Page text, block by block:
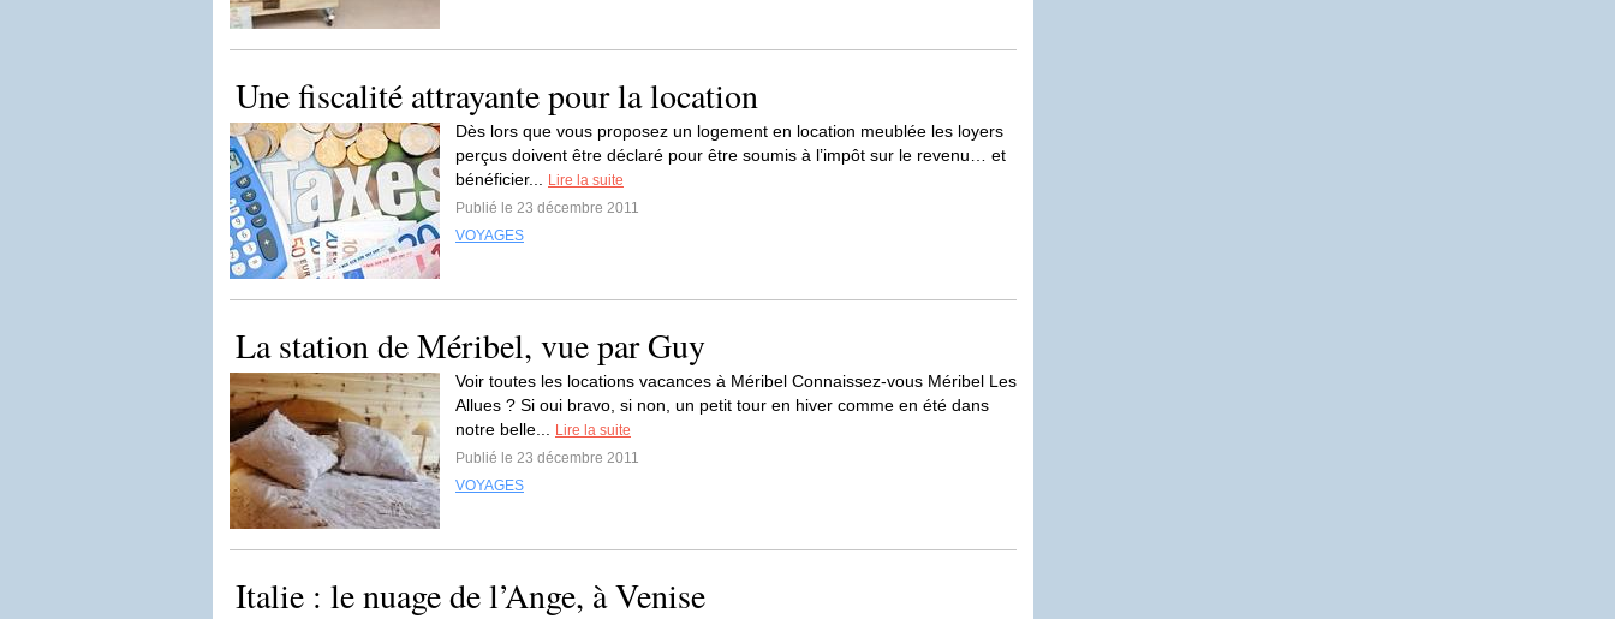
Une fiscalité attrayante pour la location
Dès lors que vous proposez un logement en location meublée les loyers
perçus doivent être déclaré pour être soumis à l’impôt sur le revenu… et
bénéficier...
Lire la suite
Publié le 23 décembre 2011
VOYAGES
La station de Méribel, vue par Guy
Voir toutes les locations vacances à Méribel Connaissez-vous Méribel Les
Allues ? Si oui bravo, si non, un petit tour en hiver comme en été dans
notre belle...
Lire la suite
Publié le 23 décembre 2011
VOYAGES
Italie : le nuage de l’Ange, à Venise